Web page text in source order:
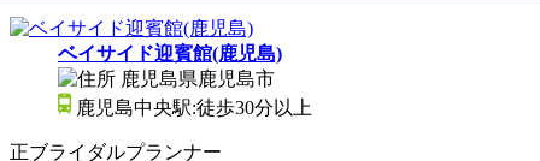
ベイサイド迎賓館(鹿児島)
鹿児島県鹿児島市
鹿児島中央駅:徒歩30分以上
正ブライダルプランナー